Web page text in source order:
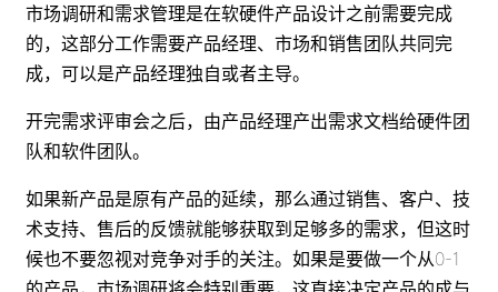
市场调研和需求管理是在软硬件产品设计之前需要完成
的，这部分工作需要产品经理、市场和销售团队共同完
成，可以是产品经理独自或者主导。
开完需求评审会之后，由产品经理产出需求文档给硬件团
队和软件团队。
如果新产品是原有产品的延续，那么通过销售、客户、技
术支持、售后的反馈就能够获取到足够多的需求，但这时
候也不要忽视对竞争对手的关注。如果是要做一个从0-1